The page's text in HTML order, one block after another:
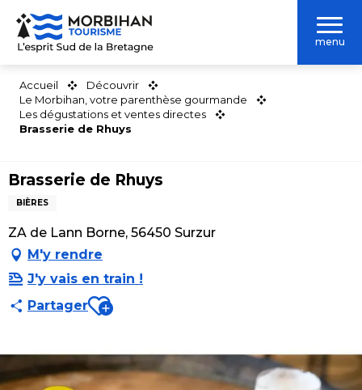
Aller
contenu
menu
Accueil
Découvrir
Le Morbihan, votre parenthèse gourmande
Les dégustations et ventes directes
Brasserie de Rhuys
Brasserie de Rhuys
BIÈRES
ZA de Lann Borne, 56450 Surzur
M'y rendre
J'y vais en train !
PartagerAjouter aux favoris